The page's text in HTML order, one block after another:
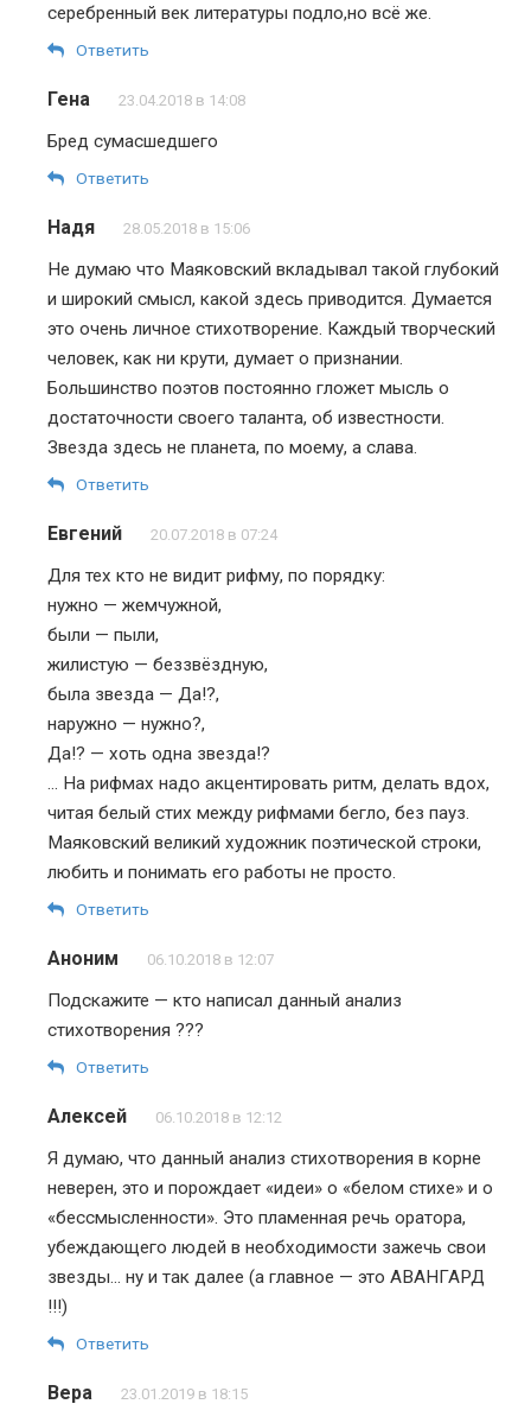
серебренный век литературы подло,но всё же.
Ответить
Гена 23.04.2018 в 14:08
Бред сумасшедшего
Ответить
Надя 28.05.2018 в 15:06
Не думаю что Маяковский вкладывал такой глубокий
и широкий смысл, какой здесь приводится. Думается
это очень личное стихотворение. Каждый творческий
человек, как ни крути, думает о признании.
Большинство поэтов постоянно гложет мысль о
достаточности своего таланта, об известности.
Звезда здесь не планета, по моему, а слава.
Ответить
Евгений 20.07.2018 в 07:24
Для тех кто не видит рифму, по порядку:
нужно — жемчужной,
были — пыли,
жилистую — беззвёздную,
была звезда — Да!?,
наружно — нужно?,
Да!? — хоть одна звезда!?
… На рифмах надо акцентировать ритм, делать вдох,
читая белый стих между рифмами бегло, без пауз.
Маяковский великий художник поэтической строки,
любить и понимать его работы не просто.
Ответить
Аноним 06.10.2018 в 12:07
Подскажите — кто написал данный анализ
стихотворения ???
Ответить
Алексей 06.10.2018 в 12:12
Я думаю, что данный анализ стихотворения в корне
неверен, это и порождает «идеи» о «белом стихе» и о
«бессмысленности». Это пламенная речь оратора,
убеждающего людей в необходимости зажечь свои
звезды… ну и так далее (а главное — это АВАНГАРД
!!!)
Ответить
Вера 23.01.2019 в 18:15